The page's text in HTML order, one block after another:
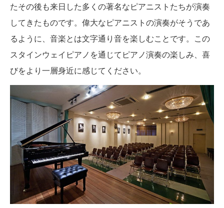
たその後も来日した多くの著名なピアニストたちが演奏
してきたものです。偉大なピアニストの演奏がそうであ
るように、音楽とは文字通り音を楽しむことです。この
スタインウェイピアノを通じてピアノ演奏の楽しみ、喜
びをより一層身近に感じてください。